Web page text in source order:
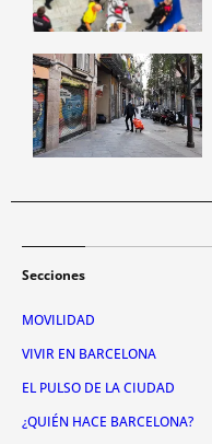
Secciones
MOVILIDAD
VIVIR EN BARCELONA
EL PULSO DE LA CIUDAD
¿QUIÉN HACE BARCELONA?